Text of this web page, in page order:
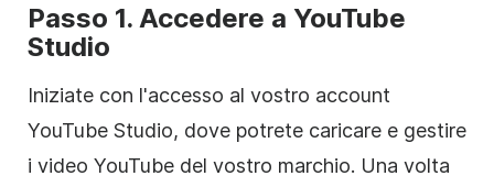
Passo 1. Accedere a YouTube
Studio
Iniziate con l'accesso al vostro account
YouTube Studio, dove potrete caricare e gestire
i video YouTube del vostro marchio. Una volta